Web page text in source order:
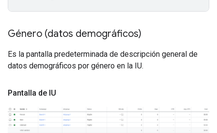
Género (datos demográficos)
Es la pantalla predeterminada de descripción general de
datos demográficos por género en la IU.
Pantalla de IU